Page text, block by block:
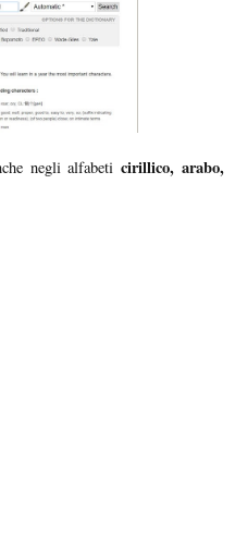
negli alfabeticirillico, arabo,